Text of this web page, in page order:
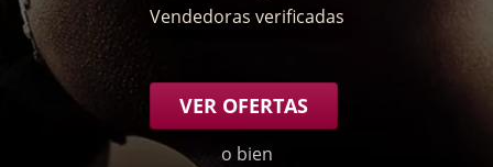
Vendedoras verificadas
VER OFERTAS
o bien